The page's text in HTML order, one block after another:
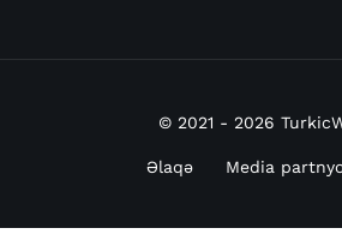
© 2021 - 2026
Əlaqə Media